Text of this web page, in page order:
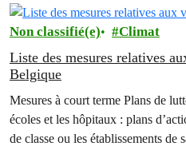
Non classifié(e) Climat
Liste des mesures relatives
Belgique
Mesures à court terme Plans de
écoles et les hôpitaux : plans
de classe ou les établissements de